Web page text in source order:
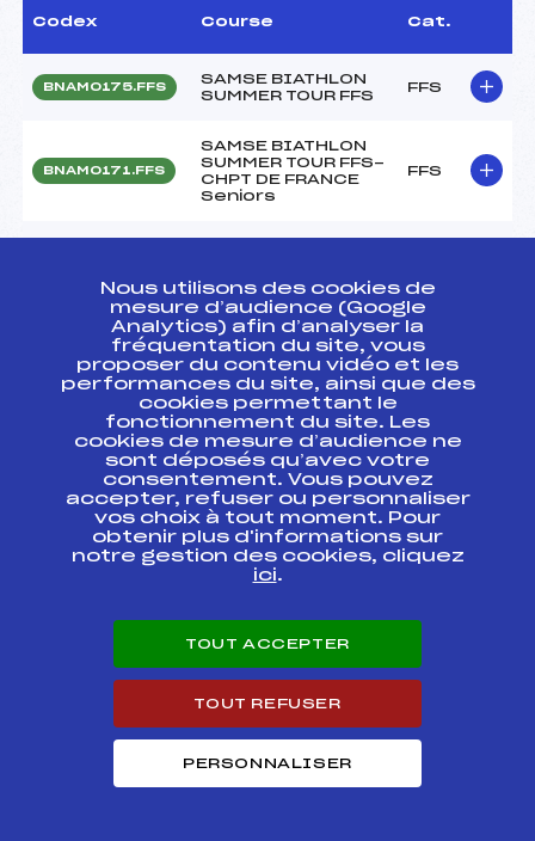
Codex Course Cat.
BNAM0175.FFS
SAMSE BIATHLON
SUMMER TOUR FFS
FFS
BNAM0171.FFS
SAMSE BIATHLON
SUMMER TOUR FFS-
CHPT DE FRANCE
Seniors
FFS
BNAM0161.FFS
SAMSE BIATHLON
SUMMER TOUR FFS-
CHPT DE FRANCE
Seniors
BNAM0143.FFS
CHAMPIONNATS DE
FRANCE U19/ U21 /
SENIORS
FFS
BNAM0144
RELAIS Hommes –
CHAMPIONNATS DE
FRANCE BIATHLON (
(U19 ->SEN)
FFS
SAMSE NATIONAL
TOUR U19-U21-
SAMSE NATIONAL
FFS
Nous utilisons des cookies de
mesure d’audience (Google
Analytics) afin d’analyser la
fréquentation du site, vous
proposer du contenu vidéo et les
performances du site, ainsi que des
cookies permettant le
fonctionnement du site. Les
cookies de mesure d’audience ne
sont déposés qu’avec votre
consentement. Vous pouvez
accepter, refuser ou personnaliser
vos choix à tout moment. Pour
obtenir plus d'informations sur
notre gestion des cookies, cliquez
ici.
TOUT ACCEPTER
TOUT REFUSER
PERSONNALISER